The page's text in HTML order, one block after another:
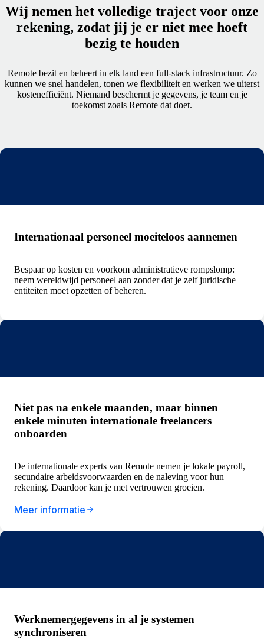
Wij nemen het volledige traject voor onze
rekening, zodat jij je er niet mee hoeft
bezig te houden
Remote bezit en beheert in elk land een full-stack infrastructuur. Zo
kunnen we snel handelen, tonen we flexibiliteit en werken we uiterst
kostenefficiënt. Niemand beschermt je gegevens, je team en je
toekomst zoals Remote dat doet.
Internationaal personeel moeiteloos aannemen
Bespaar op kosten en voorkom administratieve rompslomp:
neem wereldwijd personeel aan zonder dat je zelf juridische
entiteiten moet opzetten of beheren.
Niet pas na enkele maanden, maar binnen
enkele minuten internationale freelancers
onboarden
De internationale experts van Remote nemen je lokale payroll,
secundaire arbeidsvoorwaarden en de naleving voor hun
rekening. Daardoor kan je met vertrouwen groeien.
Meer informatie
Werknemergegevens in al je systemen
synchroniseren